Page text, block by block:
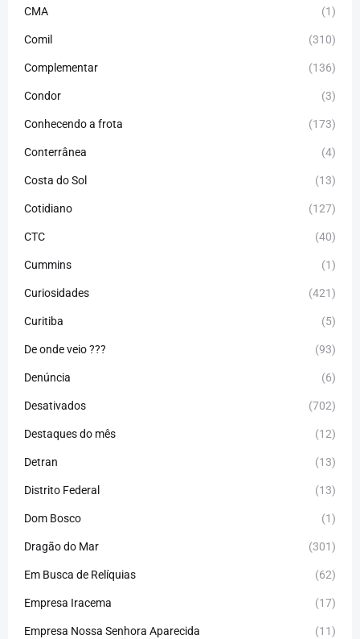
CMA (1)
Comil (310)
Complementar (136)
Condor (3)
Conhecendo a frota (173)
Conterrânea (4)
Costa do Sol (13)
Cotidiano (127)
CTC (40)
Cummins (1)
Curiosidades (421)
Curitiba (5)
De onde veio ??? (93)
Denúncia (6)
Desativados (702)
Destaques do mês (12)
Detran (13)
Distrito Federal (13)
Dom Bosco (1)
Dragão do Mar (301)
Em Busca de Relíquias (62)
Empresa Iracema (17)
Empresa Nossa Senhora Aparecida (11)